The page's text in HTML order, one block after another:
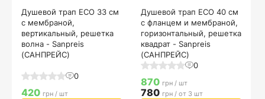
Душевой трап ECO 33 см
с мембраной,
вертикальный, решетка
волна - Sanpreis
(САНПРЕЙС)
0
420 грн / шт
Душевой трап ECO 40 см
с фланцем и мембраной,
горизонтальный, решетка
квадрат - Sanpreis
(САНПРЕЙС)
0
870 грн / шт
780 грн / от 3 шт